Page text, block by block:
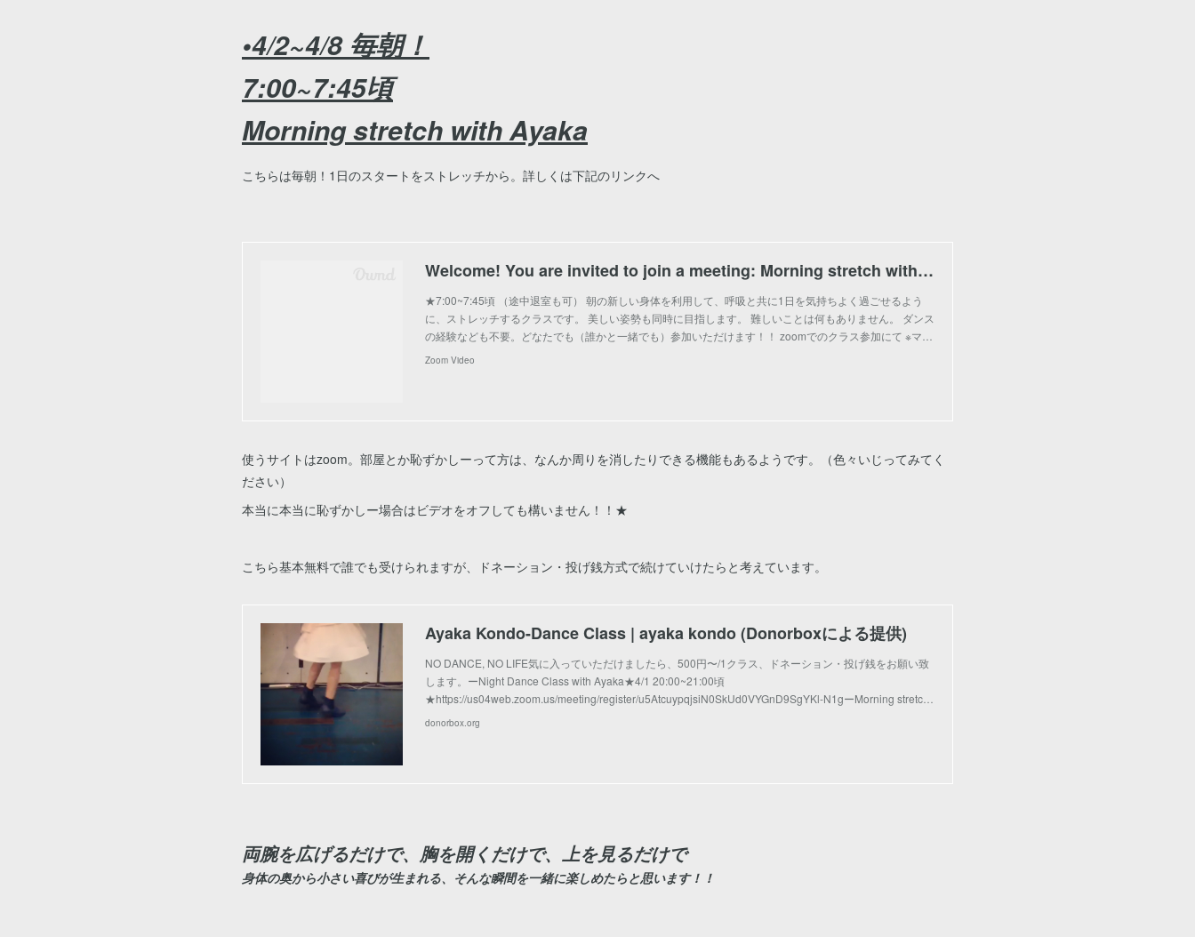
•4/2~4/8 毎朝！
7:00~7:45頃
Morning stretch with Ayaka
こちらは毎朝！1日のスタートをストレッチから。詳しくは下記のリンクへ
Welcome! You are invited to join a meeting: Morning stretch with Ayaka. After registering, you will
★7:00~7:45頃 （途中退室も可） 朝の新しい身体を利用して、呼吸と共に1日を気持ちよく過ごせるよう
に、ストレッチするクラスです。 美しい姿勢も同時に目指します。 難しいことは何もありません。 ダンス
の経験なども不要。どなたでも（誰かと一緒でも）参加いただけます！！ zoomでのクラス参加にて ※マ…
Zoom Video
使うサイトはzoom。部屋とか恥ずかしーって方は、なんか周りを消したりできる機能もあるようです。（色々いじってみてく
ださい）
本当に本当に恥ずかしー場合はビデオをオフしても構いません！！★
こちら基本無料で誰でも受けられますが、ドネーション・投げ銭方式で続けていけたらと考えています。
Ayaka Kondo-Dance Class | ayaka kondo (Donorboxによる提供)
NO DANCE, NO LIFE気に入っていただけましたら、500円〜/1クラス、ドネーション・投げ銭をお願い致
します。ーNight Dance Class with Ayaka★4/1 20:00~21:00頃
★https://us04web.zoom.us/meeting/register/u5AtcuypqjsiN0SkUd0VYGnD9SgYKl-N1gーMorning stretc…
donorbox.org
両腕を広げるだけで、胸を開くだけで、上を見るだけで
身体の奥から小さい喜びが生まれる、そんな瞬間を一緒に楽しめたらと思います！！